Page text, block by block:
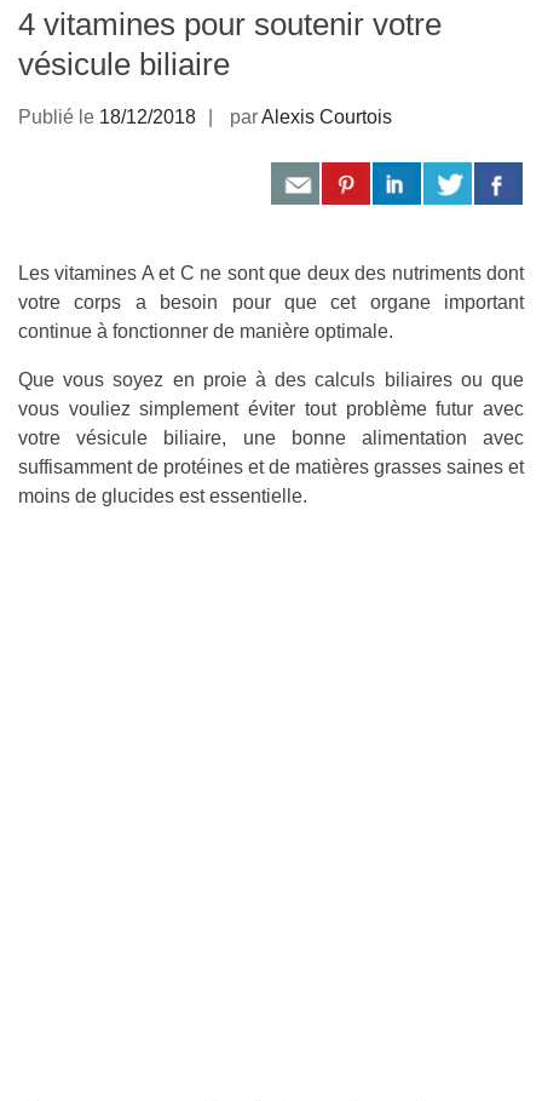
4 vitamines pour soutenir votre
vésicule biliaire
Publié le 18/12/2018 parAlexis Courtois
Les vitamines A et C ne sont que deux des nutriments dont
votre corps a besoin pour que cet organe important
continue à fonctionner de manière optimale.
Que vous soyez en proie à des calculs biliaires ou que
vous vouliez simplement éviter tout problème futur avec
votre vésicule biliaire, une bonne alimentation avec
suffisamment de protéines et de matières grasses saines et
moins de glucides est essentielle.